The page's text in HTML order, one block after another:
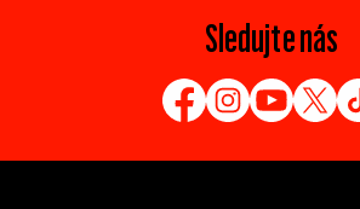
Sledujte nás